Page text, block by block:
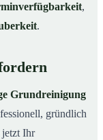
,
.
Grundreinigung
gründlich
jetzt Ihr